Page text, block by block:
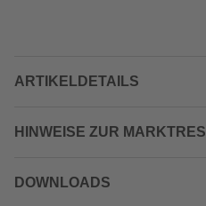
ARTIKELDETAILS
HINWEISE ZUR
DOWNLOADS